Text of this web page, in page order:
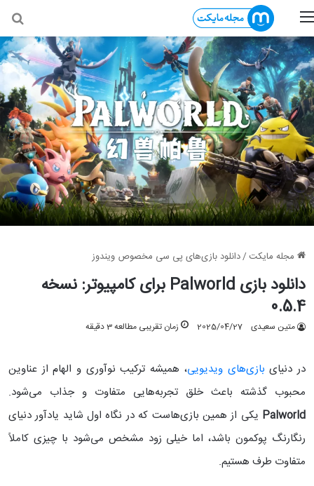
منو
مجله مایکت /دانلود بازی‌های پی سی مخصوص ویندوز
دانلود بازی Palworld برای کامپیوتر: نسخه
0.5.4
متین سعیدی 2025/04/27 زمان تقریبی مطالعه 3 دقیقه
در دنیای بازی‌های ویدیویی، همیشه ترکیب نوآوری و الهام از عناوین
محبوب گذشته باعث خلق تجربه‌هایی متفاوت و جذاب می‌شود.
Palworld یکی از همین بازی‌هاست که در نگاه اول شاید یادآور دنیای
رنگارنگ پوکمون باشد، اما خیلی زود مشخص می‌شود با چیزی کاملاً
متفاوت طرف هستیم.